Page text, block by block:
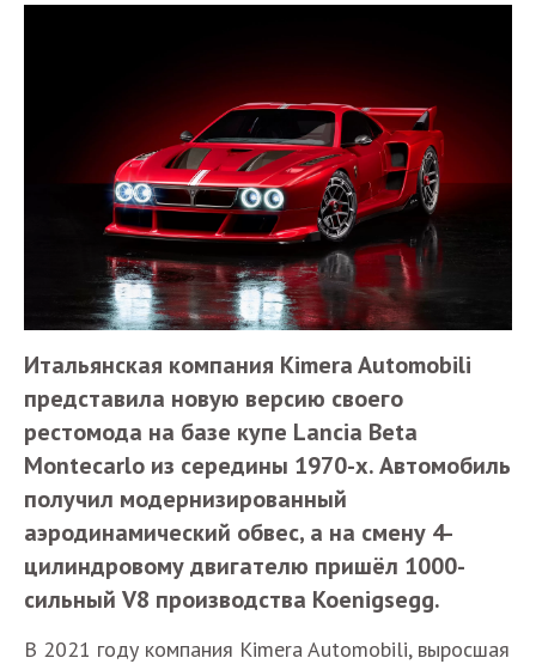
Итальянская компания Kimera Automobili
представила новую версию своего
рестомода на базе купе Lancia Beta
Montecarlo из середины 1970-х. Автомобиль
получил модернизированный
аэродинамический обвес, а на смену 4-
цилиндровому двигателю пришёл 1000-
сильный V8 производства Koenigsegg.
В 2021 году компания Kimera Automobili, выросшая